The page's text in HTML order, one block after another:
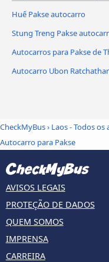
Huế Pakse autocarro
Stung Treng Pakse
Autocarros para Pakse de
Autocarro Ubon
CheckMyBus› Laos - Todos
Autocarro para Pakse
AVISOS LEGAIS
PROTEÇÃO DE DADOS
QUEM SOMOS
IMPRENSA
CARREIRA